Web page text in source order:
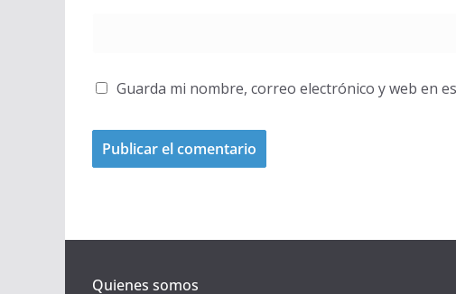
Guarda mi nombre, correo electrónico y web en
Quienes somos